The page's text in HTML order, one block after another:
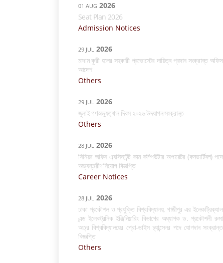
01 AUG 2026
Seat Plan 2026
Admission Notices
29 JUL 2026
মাদাম কুরী হলের সহকারী প্রভোস্টের দায়িত্ব প্রদান সংক্রান্ত অফিস
আদেশ
Others
29 JUL 2026
জুলাই গণঅভ্যুত্থান দিবস ২০২৬ উদযাপন সংক্রান্ত
Others
28 JUL 2026
সিনিয়র অফিস এ্যসিসটেন্ট কাম কম্পিউটার অপারেটর (কনভার্টিবল) পদে
অভ্যন্তরীণ নিয়োগ বিজ্ঞপ্তি
Career Notices
28 JUL 2026
ঢাকা প্রকৌশল ও প্রযুক্তি বিশ্ববিদ্যালয়, গাজীপুর এর ইলেকট্রিক্যাল
এন্ড ইলেকট্রনিক ইঞ্জিনিয়ারিং বিভাগের অধ্যাপক ড. প্রকৌশলী রুমা
অত্র বিশ্ববিদ্যালয়ের প্রো-ভাইস চ্যান্সেলর পদে যোগদান সংক্রান্ত
বিজ্ঞপ্তি
Others